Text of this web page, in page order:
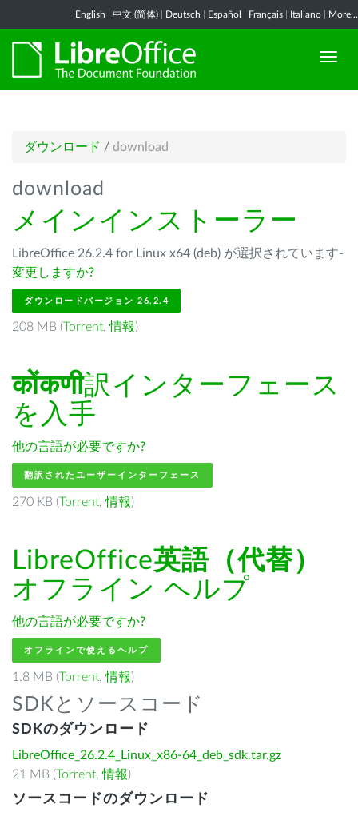
English 中文 (简体) Deutsch Español Français Italiano More...
ダウンロード / download
download
メインインストーラー
LibreOffice 26.2.4 for Linux x64 (deb) が選択されています-
変更しますか?
ダウンロードバージョン 26.2.4
208 MB (Torrent,情報)
कोंकणी訳インターフェース
を入手
他の言語が必要ですか?
翻訳されたユーザーインターフェース
270 KB (Torrent,情報)
LibreOffice英語（代替）
オフライン ヘルプ
他の言語が必要ですか?
オフラインで使えるヘルプ
1.8 MB (Torrent,情報)
SDKとソースコード
SDKのダウンロード
LibreOffice_26.2.4_Linux_x86-64_deb_sdk.tar.gz
21 MB (Torrent,情報)
ソースコードのダウンロード